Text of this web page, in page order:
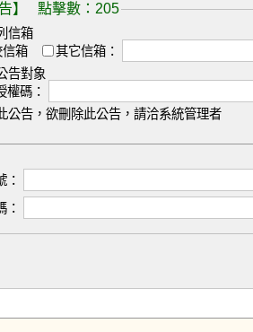
告】 點擊數：205
信箱
信箱
其它信箱：
告對象
權碼：
公告，欲刪除此公告，請洽系統管理者
：
：